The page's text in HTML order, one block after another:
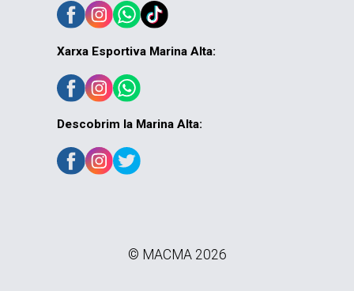
Xarxa Esportiva Marina Alta:
Descobrim la Marina Alta:
© MACMA 2026